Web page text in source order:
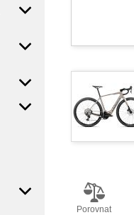
Porovnat